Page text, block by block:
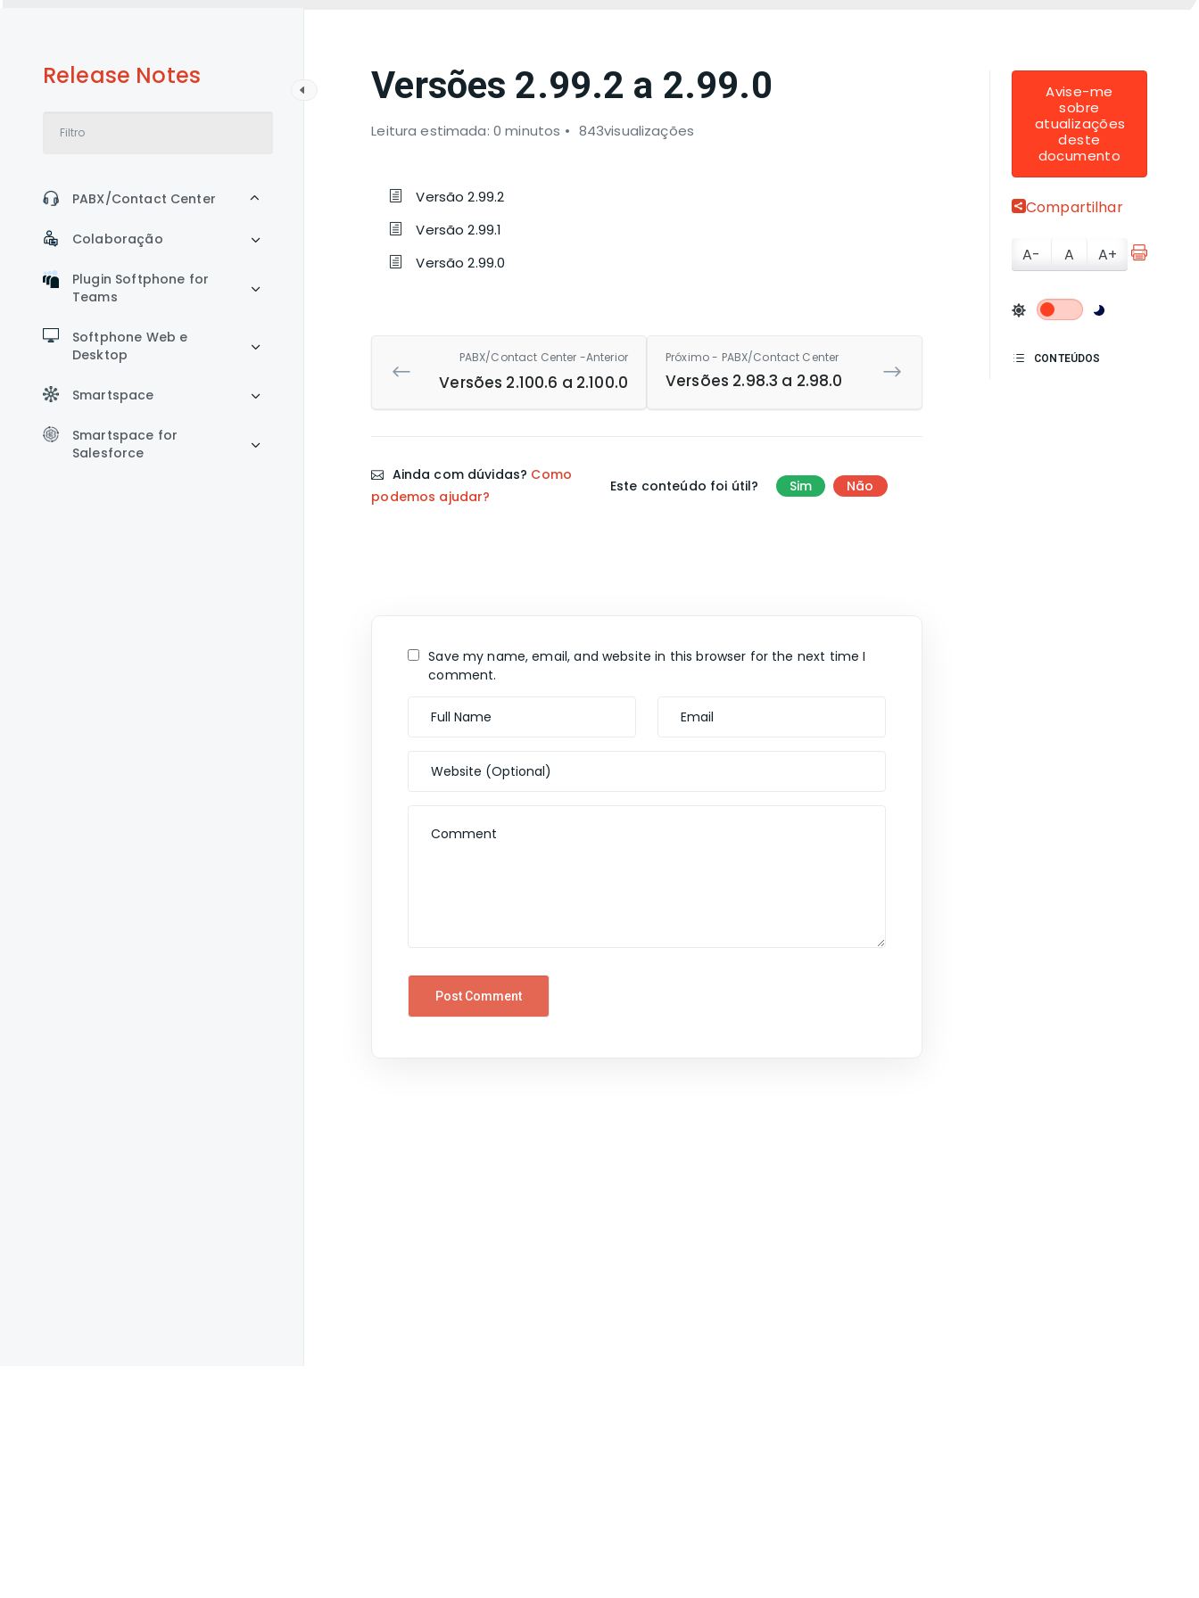
Release Notes
PABX/Contact Center
Colaboração
Plugin Softphone for
Teams
Softphone Web e
Desktop
Smartspace
Smartspace for
Salesforce
Versões 2.99.2 a 2.99.0
Leitura estimada: 0 minutos 843visualizações
Versão 2.99.2
Versão 2.99.1
Versão 2.99.0
PABX/Contact Center -Anterior
Versões 2.100.6 a 2.100.0
Próximo - PABX/Contact Center
Versões 2.98.3 a 2.98.0
Ainda com dúvidas? Como
podemos ajudar?
Este conteúdo foi útil? Sim Não
Save my name, email, and website in this browser for the next time I
comment.
Avise-me
sobre
atualizações
deste
documento
Compartilhar
A- A A+
CONTEÚDOS